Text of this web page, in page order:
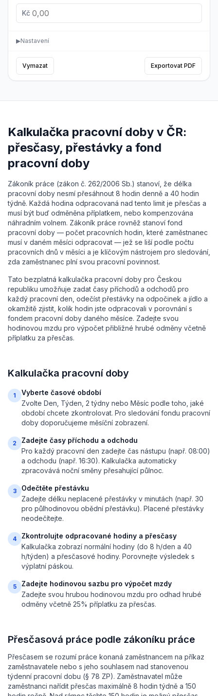
Kč
▶Nastavení
Vymazat Exportovat PDF
Kalkulačka pracovní doby v ČR:
přesčasy, přestávky a fond
pracovní doby
Zákoník práce (zákon č. 262/2006 Sb.) stanoví, že délka
pracovní doby nesmí přesáhnout 8 hodin denně a 40 hodin
týdně. Každá hodina odpracovaná nad tento limit je přesčas a
musí být buď odměněna příplatkem, nebo kompenzována
náhradním volnem. Zákoník práce rovněž stanoví fond
pracovní doby — počet pracovních hodin, které zaměstnanec
musí v daném měsíci odpracovat — jež se liší podle počtu
pracovních dnů v měsíci a je klíčovým nástrojem pro sledování,
zda zaměstnanec plní svou pracovní povinnost.
Tato bezplatná kalkulačka pracovní doby pro Českou
republiku umožňuje zadat časy příchodů a odchodů pro
každý pracovní den, odečíst přestávky na odpočinek a jídlo a
okamžitě zjistit, kolik hodin jste odpracovali v porovnání s
fondem pracovní doby daného měsíce. Zadejte svou
hodinovou mzdu pro výpočet přibližné hrubé odměny včetně
příplatku za přesčas.
Kalkulačka pracovní doby
1
Vyberte časové období
Zvolte Den, Týden, 2 týdny nebo Měsíc podle toho, jaké
období chcete zkontrolovat. Pro sledování fondu pracovní
doby doporučujeme měsíční zobrazení.
2
Zadejte časy příchodu a odchodu
Pro každý pracovní den zadejte čas nástupu (např. 08:00)
a odchodu (např. 16:30). Kalkulačka automaticky
zpracovává noční směny přesahující půlnoc.
3
Odečtěte přestávku
Zadejte délku neplacené přestávky v minutách (např. 30
pro půlhodinovou oběd­ní přestávku). Placené přestávky
neodečítejte.
4
Zkontrolujte odpracované hodiny a přesčasy
Kalkulačka zobrazí normální hodiny (do 8 h/den a 40
h/týden) a přesčasové hodiny. Porovnejte výsledek s
výplatní páskou.
5
Zadejte hodinovou sazbu pro výpočet mzdy
Zadejte svou hrubou hodinovou mzdu pro odhad hrubé
odměny včetně 25% příplatku za přesčas.
Přesčasová práce podle zákoníku práce
Přesčasem se rozumí práce konaná zaměstnancem na příkaz
zaměstnavatele nebo s jeho souhlasem nad stanovenou
týdenní pracovní dobu (§ 78 ZP). Zaměstnavatel může
zaměstnanci nařídit přesčas maximálně 8 hodin týdně a 150